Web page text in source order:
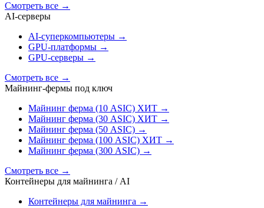
Смотреть все →
AI‑серверы
AI‑суперкомпьютеры →
GPU‑платформы →
GPU‑серверы →
Смотреть все →
Майнинг-фермы под ключ
Майнинг ферма (10 ASIC) ХИТ →
Майнинг ферма (30 ASIC) ХИТ →
Майнинг ферма (50 ASIC) →
Майнинг ферма (100 ASIC) ХИТ →
Майнинг ферма (300 ASIC) →
Смотреть все →
Контейнеры для майнинга / AI
Контейнеры для майнинга →